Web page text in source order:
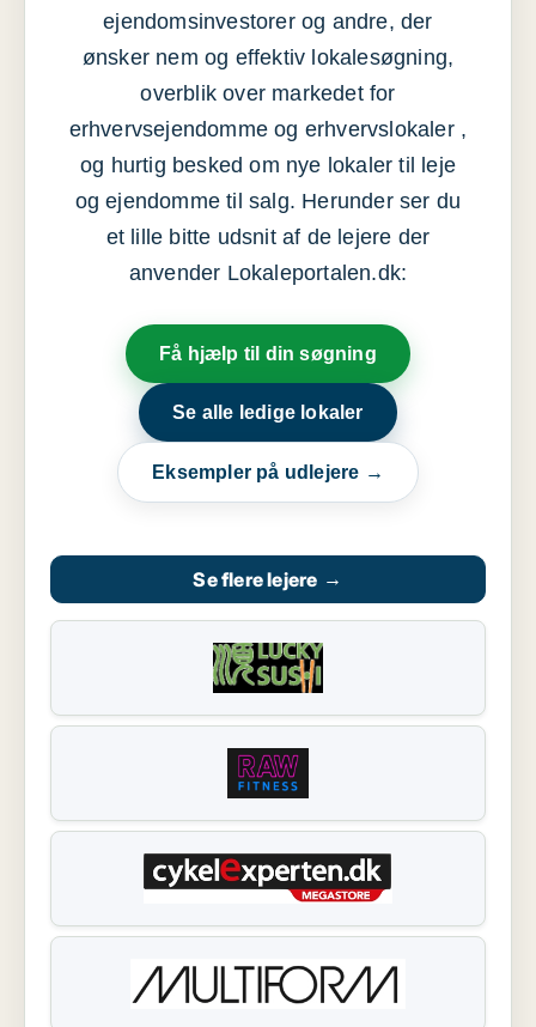
ejendomsinvestorer og andre, der
ønsker nem og effektiv lokalesøgning,
overblik over markedet for
erhvervsejendomme og erhvervslokaler ,
og hurtig besked om nye lokaler til leje
og ejendomme til salg. Herunder ser du
et lille bitte udsnit af de lejere der
anvender Lokaleportalen.dk:
Få hjælp til din søgning
Se alle ledige lokaler
Eksempler på udlejere →
Se flere lejere →